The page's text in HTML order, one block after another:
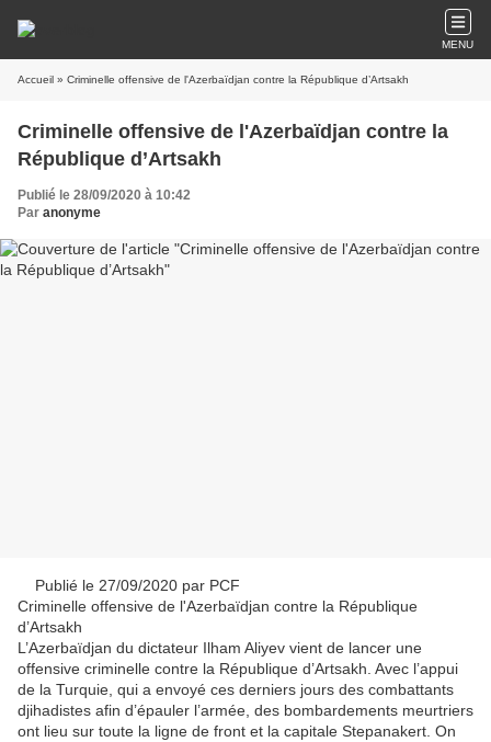
MENU
Accueil » Criminelle offensive de l'Azerbaïdjan contre la République d’Artsakh
Criminelle offensive de l'Azerbaïdjan contre la
République d’Artsakh
Publié le 28/09/2020 à 10:42
Par anonyme
Publié le 27/09/2020 par PCF
Criminelle offensive de l'Azerbaïdjan contre la République
d’Artsakh
L’Azerbaïdjan du dictateur Ilham Aliyev vient de lancer une
offensive criminelle contre la République d’Artsakh. Avec l’appui
de la Turquie, qui a envoyé ces derniers jours des combattants
djihadistes afin d’épauler l’armée, des bombardements meurtriers
ont lieu sur toute la ligne de front et la capitale Stepanakert. On